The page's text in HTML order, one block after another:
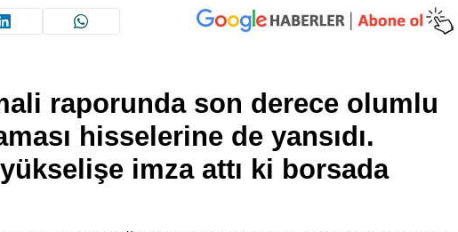
raporunda son derece olumlu
hisselerine de yansıdı.
imza attı ki borsada